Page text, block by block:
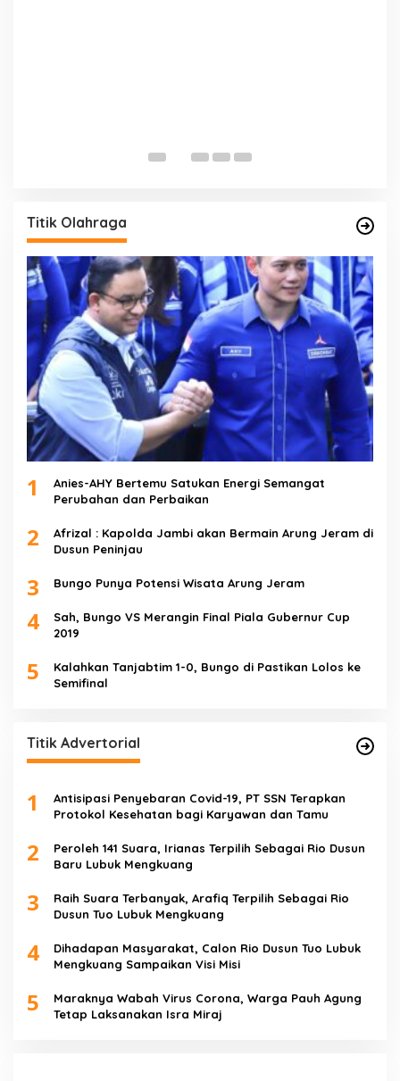
Titik Olahraga
1
Anies-AHY Bertemu Satukan Energi Semangat
Perubahan dan Perbaikan
2
Afrizal : Kapolda Jambi akan Bermain Arung Jeram di
Dusun Peninjau
3 Bungo Punya Potensi Wisata Arung Jeram
4
Sah, Bungo VS Merangin Final Piala Gubernur Cup
2019
5
Kalahkan Tanjabtim 1-0, Bungo di Pastikan Lolos ke
Semifinal
Titik Advertorial
1
Antisipasi Penyebaran Covid-19, PT SSN Terapkan
Protokol Kesehatan bagi Karyawan dan Tamu
2
Peroleh 141 Suara, Irianas Terpilih Sebagai Rio Dusun
Baru Lubuk Mengkuang
3
Raih Suara Terbanyak, Arafiq Terpilih Sebagai Rio
Dusun Tuo Lubuk Mengkuang
4
Dihadapan Masyarakat, Calon Rio Dusun Tuo Lubuk
Mengkuang Sampaikan Visi Misi
5
Maraknya Wabah Virus Corona, Warga Pauh Agung
Tetap Laksanakan Isra Miraj